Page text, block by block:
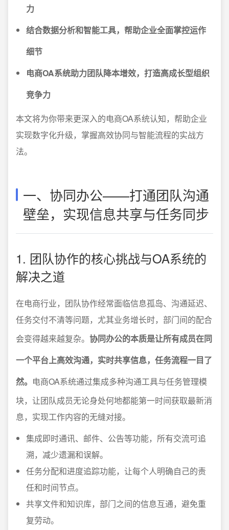
力
结合数据分析和智能工具，帮助企业全面掌控运作
细节
电商OA系统助力团队降本增效，打造高成长型组织
竞争力
本文将为你带来更深入的电商OA系统认知，帮助企业
实现数字化升级，掌握高效协同与智能流程的实战方
法。
一、协同办公——打通团队沟通
壁垒，实现信息共享与任务同步
1. 团队协作的核心挑战与OA系统的
解决之道
在电商行业，团队协作经常面临信息孤岛、沟通延迟、
任务交付不清等问题，尤其业务增长时，部门间的配合
会变得越来越复杂。 协同办公的本质是让所有成员在同
一个平台上高效沟通，实时共享信息，任务流程一目了
然。 电商OA系统通过集成多种沟通工具与任务管理模
块，让团队成员无论身处何地都能第一时间获取最新消
息，实现工作内容的无缝对接。
集成即时通讯、邮件、公告等功能，所有交流可追
溯，减少遗漏和误解。
任务分配和进度追踪功能，让每个人明确自己的责
任和时间节点。
共享文件和知识库，部门之间的信息互通，避免重
复劳动。